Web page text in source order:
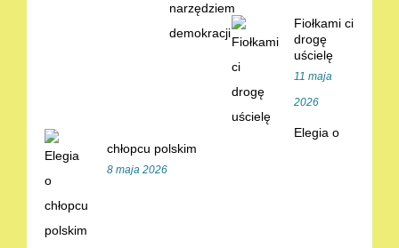
Fiołkami ci
drogę
uścielę
11 maja
2026
Elegia o
chłopcu polskim
8 maja 2026